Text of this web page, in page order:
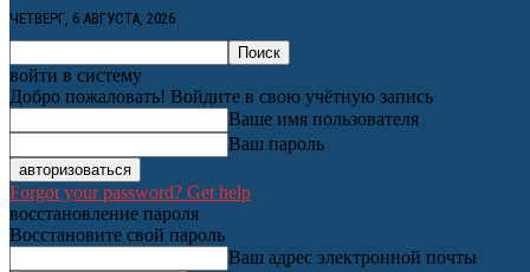
ЧЕТВЕРГ, 6 АВГУСТА, 2026
войти в систему
Добро пожаловать! Войдите в свою учётную запись
Ваше имя пользователя
Ваш пароль
Forgot your password? Get help
восстановление пароля
Восстановите свой пароль
Ваш адрес электронной почты